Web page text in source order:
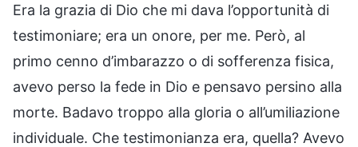
Era la grazia di Dio che mi dava l’opportunità di
testimoniare; era un onore, per me. Però, al
primo cenno d’imbarazzo o di sofferenza fisica,
avevo perso la fede in Dio e pensavo persino alla
morte. Badavo troppo alla gloria o all’umiliazione
individuale. Che testimonianza era, quella? Avevo